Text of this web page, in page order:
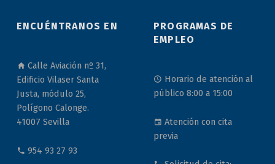
ENCUÉNTRANOS EN
Calle Aviación nº 31,
Edificio Vilaser Santa
Justa, módulo 25,
Polígono Calonge.
41007 Sevilla
954 93 27 93
PROGRAMAS DE
EMPLEO
Horario de atención al
público 8:00 a 15:00
Atención con cita
previa